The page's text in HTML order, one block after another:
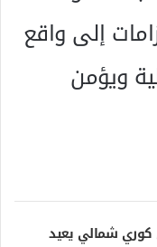
إلى واقع
ويؤمن
كوري شمالي يعيد